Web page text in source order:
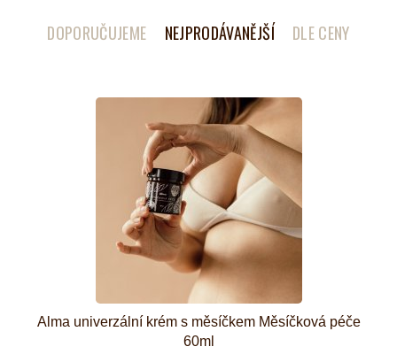
DOPORUČUJEME NEJPRODÁVANĚJŠÍ DLE CENY
Alma univerzální krém s měsíčkem Měsíčková péče
60ml